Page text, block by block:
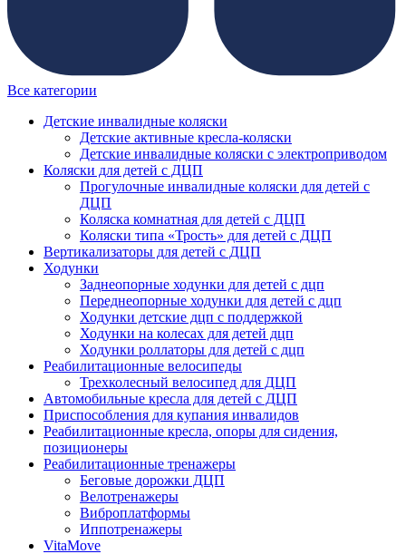
Все категории
Детские инвалидные коляски
Детские активные кресла-коляски
Детские инвалидные коляски с электроприводом
Коляски для детей с ДЦП
Прогулочные инвалидные коляски для детей с
ДЦП
Коляска комнатная для детей с ДЦП
Коляски типа «Трость» для детей с ДЦП
Вертикализаторы для детей с ДЦП
Ходунки
Заднеопорные ходунки для детей с дцп
Переднеопорные ходунки для детей с дцп
Ходунки детские дцп с поддержкой
Ходунки на колесах для детей дцп
Ходунки роллаторы для детей с дцп
Реабилитационные велосипеды
Трехколесный велосипед для ДЦП
Автомобильные кресла для детей с ДЦП
Приспособления для купания инвалидов
Реабилитационные кресла, опоры для сидения,
позиционеры
Реабилитационные тренажеры
Беговые дорожки ДЦП
Велотренажеры
Виброплатформы
Иппотренажеры
VitaMove